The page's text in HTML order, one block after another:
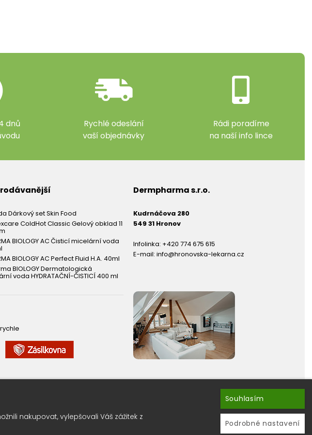
dnů
Rychlé odeslání
vaší objednávky
Rádi poradíme
na naší info lince
Dárkový set Skin Food
ColdHot Classic Gelový obklad 11
BIOLOGY AC Čisticí micelární voda
BIOLOGY AC Perfect Fluid H.A. 40ml
BIOLOGY Dermatologická
voda HYDRATAČNÍ-ČISTICÍ 400 ml
Dermpharma s.r.o.
Kudrnáčova 280
549 31 Hronov
Infolinka: +420 774 675 615
E-mail: info@hronovska-lekarna.cz
jako první ? Přihlašte se k odběru newsletterů.
nakupovat, vylepšovali Váš zážitek z
Souhlasím
Podrobné nastavení